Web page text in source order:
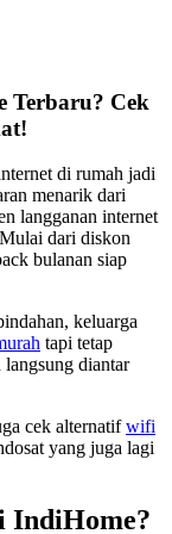
Terbaru? Cek
di rumah jadi
menarik dari
langganan internet
dari diskon
bulanan siap
keluarga
tapi tetap
diantar
cek alternatifwifi
yang juga lagi
IndiHome?